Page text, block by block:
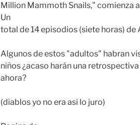
Million Mammoth Snails," comienza
Un
total de 14 episodios (siete horas) de
Algunos de estos "adultos" habran
niños ¿acaso harán una
ahora?
(diablos yo no era asi lo juro)